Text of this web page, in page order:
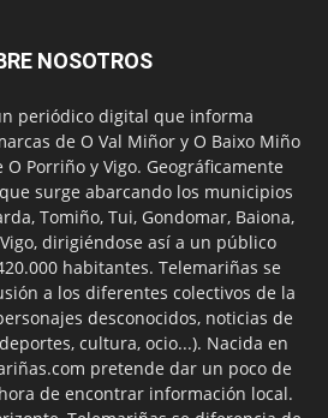
NOSOTROS
periódico digital que informa
de O Val Miñor y O Baixo Miño
O Porriño y Vigo. Geográficamente
surge abarcando los municipios
Tomiño, Tui, Gondomar, Baiona,
dirigiéndose así a un público
habitantes. Telemariñas se
a los diferentes colectivos de la
desconocidos, noticias de
cultura, ocio...). Nacida en
pretende dar un poco de
de encontrar información local.